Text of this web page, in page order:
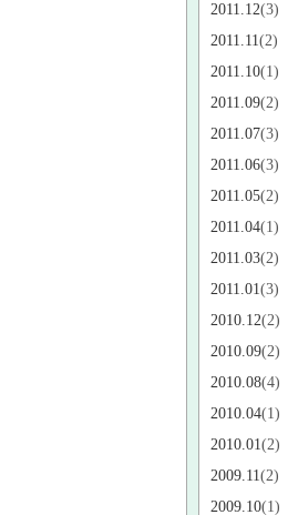
2011.12(3)
2011.11(2)
2011.10(1)
2011.09(2)
2011.07(3)
2011.06(3)
2011.05(2)
2011.04(1)
2011.03(2)
2011.01(3)
2010.12(2)
2010.09(2)
2010.08(4)
2010.04(1)
2010.01(2)
2009.11(2)
2009.10(1)